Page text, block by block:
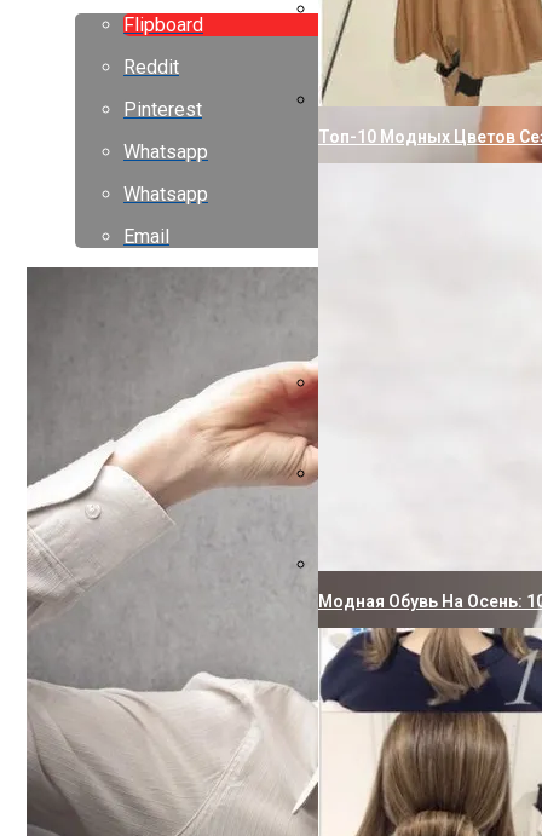
Суперскраб Для
Что Приносит Несчастье
Как Отстирать Кухонные
Топ-10 Модных Цветов
Модная Обувь На Осень:
Flipboard
Reddit
Pinterest
Whatsapp
Whatsapp
Email